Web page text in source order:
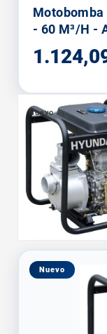
Motobomba
- 60 M³/h -
Nuevo
Nuevo